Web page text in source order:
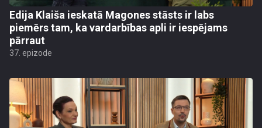
Edija Klaiša ieskatā Magones stāsts ir labs
piemērs tam, ka vardarbības apli ir iespējams
pārraut
37. epizode